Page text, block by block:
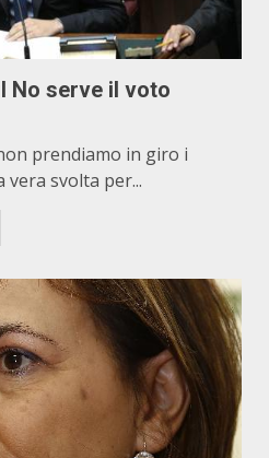
No serve il voto
prendiamo in giro i
vera svolta per...